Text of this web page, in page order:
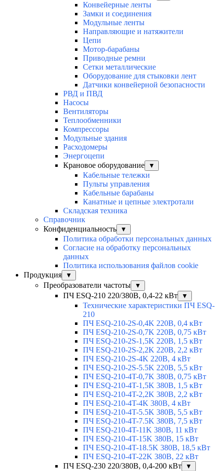
Конвейерные ленты
Замки и соединения
Модульные ленты
Направляющие и натяжители
Цепи
Мотор-барабаны
Приводные ремни
Сетки металлические
Оборудование для стыковки лент
Датчики конвейерной безопасности
РВД и ПВД
Насосы
Вентиляторы
Теплообменники
Компрессоры
Модульные здания
Расходомеры
Энергоцепи
Крановое оборудование
▼
Кабельные тележки
Пульты управления
Кабельные барабаны
Канатные и цепные электротали
Складская техника
Справочник
Конфиденциальность
▼
Политика обработки персональных данных
Согласие на обработку персональных
данных
Политика использования файлов cookie
Продукция
▼
Преобразователи частоты ▼
ПЧ ESQ-210 220/380В, 0,4-22 кВт ▼
Технические характеристики ПЧ ESQ-
210
ПЧ ESQ-210-2S-0,4K 220В, 0,4 кВт
ПЧ ESQ-210-2S-0,7K 220В, 0,75 кВт
ПЧ ESQ-210-2S-1,5K 220В, 1,5 кВт
ПЧ ESQ-210-2S-2,2K 220В, 2,2 кВт
ПЧ ESQ-210-2S-4K 220В, 4 кВт
ПЧ ESQ-210-2S-5.5K 220В, 5,5 кВт
ПЧ ESQ-210-4T-0,7K 380В, 0,75 кВт
ПЧ ESQ-210-4T-1,5K 380В, 1,5 кВт
ПЧ ESQ-210-4T-2,2K 380В, 2,2 кВт
ПЧ ESQ-210-4T-4K 380В, 4 кВт
ПЧ ESQ-210-4T-5.5K 380В, 5,5 кВт
ПЧ ESQ-210-4T-7.5K 380В, 7,5 кВт
ПЧ ESQ-210-4T-11K 380В, 11 кВт
ПЧ ESQ-210-4T-15K 380В, 15 кВт
ПЧ ESQ-210-4T-18.5K 380В, 18,5 кВт
ПЧ ESQ-210-4T-22K 380В, 22 кВт
ПЧ ESQ-230 220/380В, 0,4-200 кВт
▼